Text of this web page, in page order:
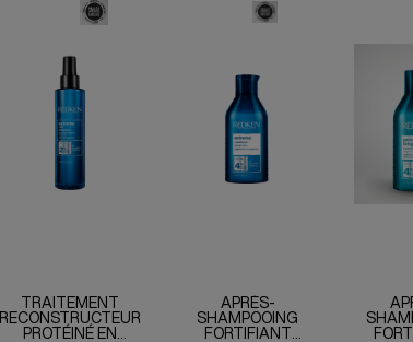
TRAITEMENT
RECONSTRUCTEUR
PROTÉINÉ EN
APRÈS-
SHAMPOOING
FORTIFIANT